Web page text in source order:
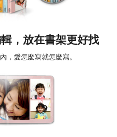
，放在書架更好找
，愛怎麼寫就怎麼寫。